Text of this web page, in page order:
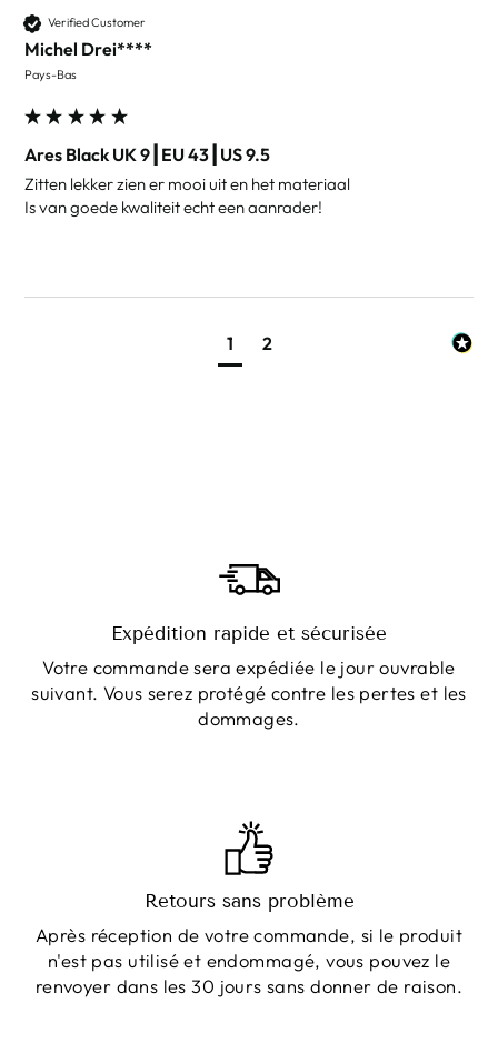
Verified Customer
Michel Drei****
Pays-Bas
Ares Black UK 9┃EU 43┃US 9.5
Zitten lekker zien er mooi uit en het materiaal
Is van goede kwaliteit echt een aanrader!
1 2
Expédition rapide et sécurisée
Votre commande sera expédiée le jour ouvrable
suivant. Vous serez protégé contre les pertes et les
dommages.
Retours sans problème
Après réception de votre commande, si le produit
n'est pas utilisé et endommagé, vous pouvez le
renvoyer dans les 30 jours sans donner de raison.